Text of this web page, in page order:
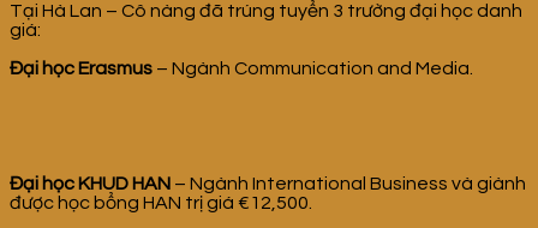
Tại Hà Lan – Cô nàng đã trúng tuyển 3 trường đại học danh
giá:
Đại học Erasmus – Ngành Communication and Media.
Đại học KHUD HAN – Ngành International Business và giành
được học bổng HAN trị giá €12,500.